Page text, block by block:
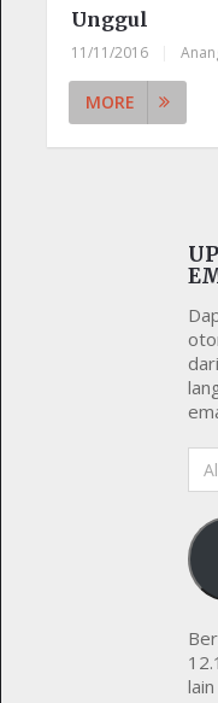
Unggul
11/11/2016
MORE
lain